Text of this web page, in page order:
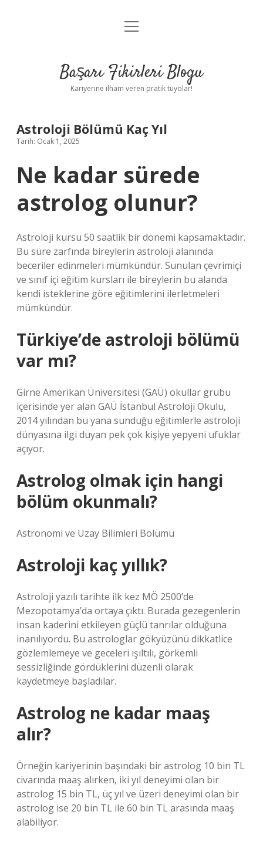
Anasayfa
Yasal Uyarı
menüyü
Başarı Fikirleri Blogu
Kariyerine ilham veren pratik tüyolar!
Astroloji Bölümü Kaç Yıl
Tarih: Ocak 1, 2025
Ne kadar sürede
astrolog olunur?
Astroloji kursu 50 saatlik bir dönemi kapsamaktadır.
Bu süre zarfında bireylerin astroloji alanında
beceriler edinmeleri mümkündür. Sunulan çevrimiçi
ve sınıf içi eğitim kursları ile bireylerin bu alanda
kendi isteklerine göre eğitimlerini ilerletmeleri
mümkündür.
Türkiye’de astroloji bölümü
var mı?
Girne Amerikan Üniversitesi (GAÜ) okullar grubu
içerisinde yer alan GAÜ İstanbul Astroloji Okulu,
2014 yılından bu yana sunduğu eğitimlerle astroloji
dünyasına ilgi duyan pek çok kişiye yepyeni ufuklar
açıyor.
Astrolog olmak için hangi
bölüm okunmalı?
Astronomi ve Uzay Bilimleri Bölümü
Astroloji kaç yıllık?
Astroloji yazılı tarihte ilk kez MÖ 2500’de
Mezopotamya’da ortaya çıktı. Burada gezegenlerin
insan kaderini etkileyen güçlü tanrılar olduğuna
inanılıyordu. Bu astrologlar gökyüzünü dikkatlice
gözlemlemeye ve geceleri ışıltılı, görkemli
sessizliğinde gördüklerini düzenli olarak
kaydetmeye başladılar.
Astrolog ne kadar maaş
alır?
Örneğin kariyerinin başındaki bir astrolog 10 bin TL
civarında maaş alırken, iki yıl deneyimi olan bir
astrolog 15 bin TL, üç yıl ve üzeri deneyimi olan bir
astrolog ise 20 bin TL ile 60 bin TL arasında maaş
alabiliyor.